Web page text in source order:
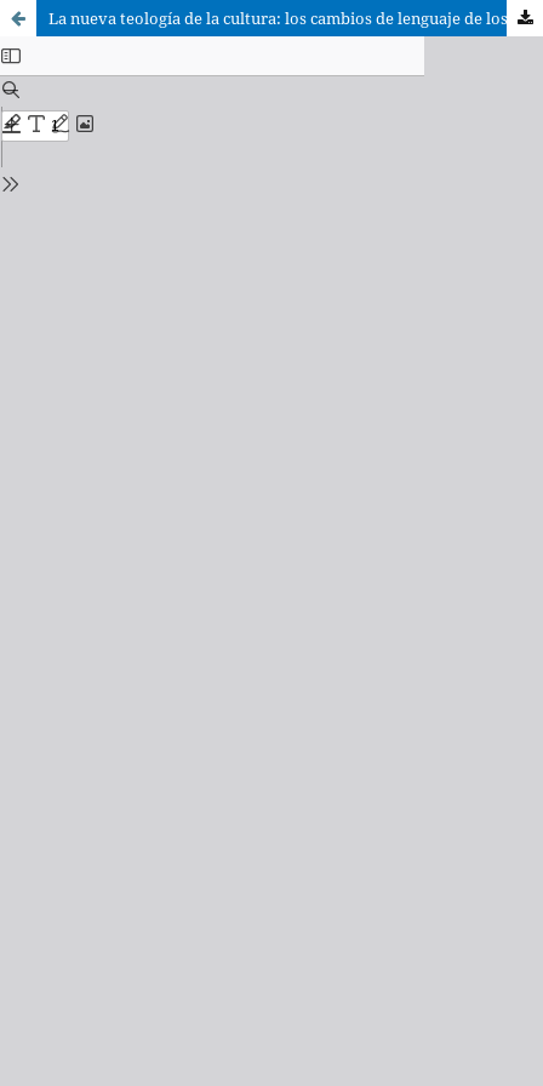
La nueva teología de la cultura: los cambios de lenguaje de los documentos oficiales de la Iglesia, a partir del Vaticano II